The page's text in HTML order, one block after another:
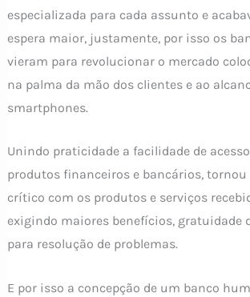
especializada para cada assunto e
espera maior, justamente, por isso os
vieram para revolucionar o mercado
na palma da mão dos clientes e ao
smartphones.
Unindo praticidade a facilidade de
produtos financeiros e bancários,
crítico com os produtos e serviços
exigindo maiores benefícios, gratuidade
para resolução de problemas.
E por isso a concepção de um banco